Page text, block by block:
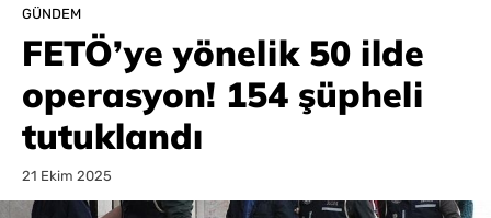
GÜNDEM
FETÖ’ye yönelik 50 ilde
operasyon! 154 şüpheli
tutuklandı
21 Ekim 2025